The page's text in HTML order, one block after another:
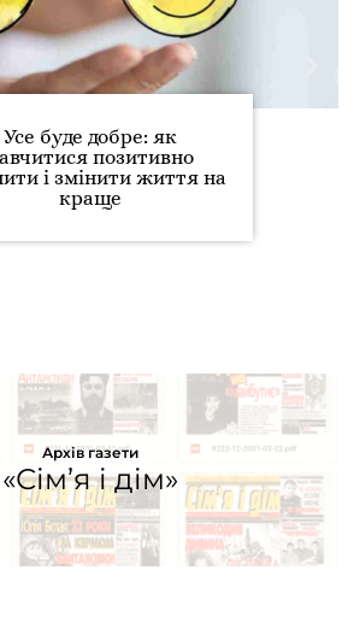
Усе буде добре: як
позитивно
і змінити життя на
краще
Архів газети
«Сім’я і дім»